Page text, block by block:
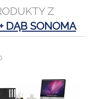
Z
DĄB SONOMA